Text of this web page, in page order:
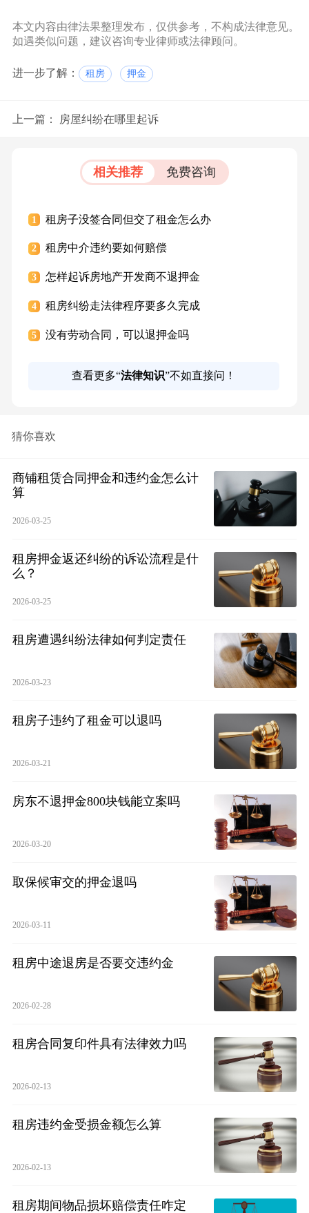
本文内容由律法果整理发布，仅供参考，不构成法律意见。
如遇类似问题，建议咨询专业律师或法律顾问。
进一步了解： 租房 押金
上一篇： 房屋纠纷在哪里起诉
相关推荐 免费咨询
1 租房子没签合同但交了租金怎么办
2 租房中介违约要如何赔偿
3 怎样起诉房地产开发商不退押金
4 租房纠纷走法律程序要多久完成
5 没有劳动合同，可以退押金吗
查看更多“法律知识”不如直接问！
猜你喜欢
商铺租赁合同押金和违约金怎么计
算
2026-03-25
租房押金返还纠纷的诉讼流程是什
么？
2026-03-25
租房遭遇纠纷法律如何判定责任
2026-03-23
租房子违约了租金可以退吗
2026-03-21
房东不退押金800块钱能立案吗
2026-03-20
取保候审交的押金退吗
2026-03-11
租房中途退房是否要交违约金
2026-02-28
租房合同复印件具有法律效力吗
2026-02-13
租房违约金受损金额怎么算
2026-02-13
租房期间物品损坏赔偿责任咋定